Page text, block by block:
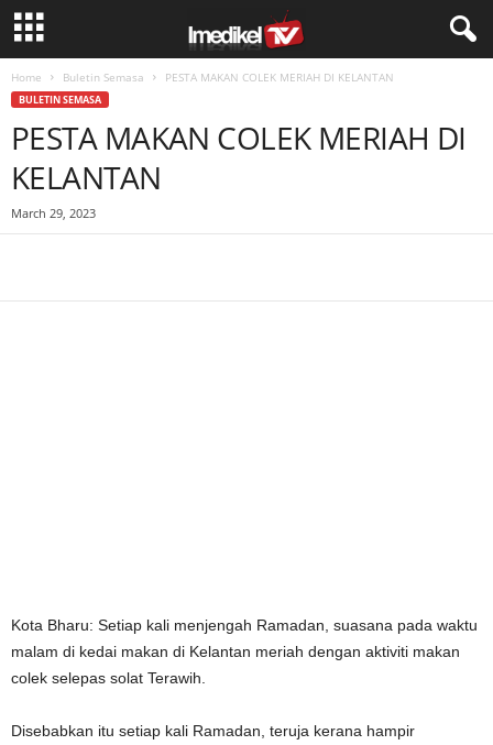
Home Buletin Semasa PESTA MAKAN COLEK MERIAH DI KELANTAN
BULETIN SEMASA
PESTA MAKAN COLEK MERIAH DI
KELANTAN
March 29, 2023
Kota Bharu: Setiap kali menjengah Ramadan, suasana pada waktu
malam di kedai makan di Kelantan meriah dengan aktiviti makan
colek selepas solat Terawih.
Disebabkan itu setiap kali Ramadan, teruja kerana hampir